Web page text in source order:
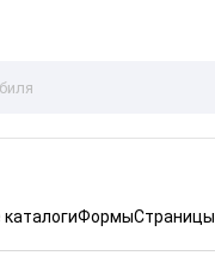
ФормыСтраницы